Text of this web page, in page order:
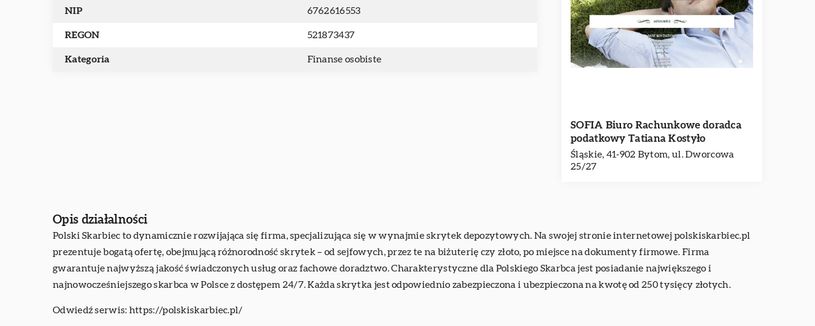
NIP 6762616553
REGON 521873437
Kategoria Finanse osobiste
SOFIA Biuro Rachunkowe doradca
podatkowy Tatiana Kostyło
Śląskie, 41-902 Bytom, ul. Dworcowa
25/27
Opis działalności
Polski Skarbiec to dynamicznie rozwijająca się firma, specjalizująca się w wynajmie skrytek depozytowych. Na swojej stronie internetowej polskiskarbiec.pl
prezentuje bogatą ofertę, obejmującą różnorodność skrytek – od sejfowych, przez te na biżuterię czy złoto, po miejsce na dokumenty firmowe. Firma
gwarantuje najwyższą jakość świadczonych usług oraz fachowe doradztwo. Charakterystyczne dla Polskiego Skarbca jest posiadanie największego i
najnowocześniejszego skarbca w Polsce z dostępem 24/7. Każda skrytka jest odpowiednio zabezpieczona i ubezpieczona na kwotę od 250 tysięcy złotych.
Odwiedź serwis: https://polskiskarbiec.pl/